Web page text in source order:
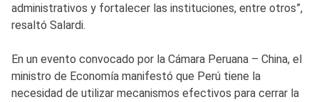
administrativos y fortalecer las instituciones, entre otros”,
resaltó Salardi.
En un evento convocado por la Cámara Peruana – China, el
ministro de Economía manifestó que Perú tiene la
necesidad de utilizar mecanismos efectivos para cerrar la